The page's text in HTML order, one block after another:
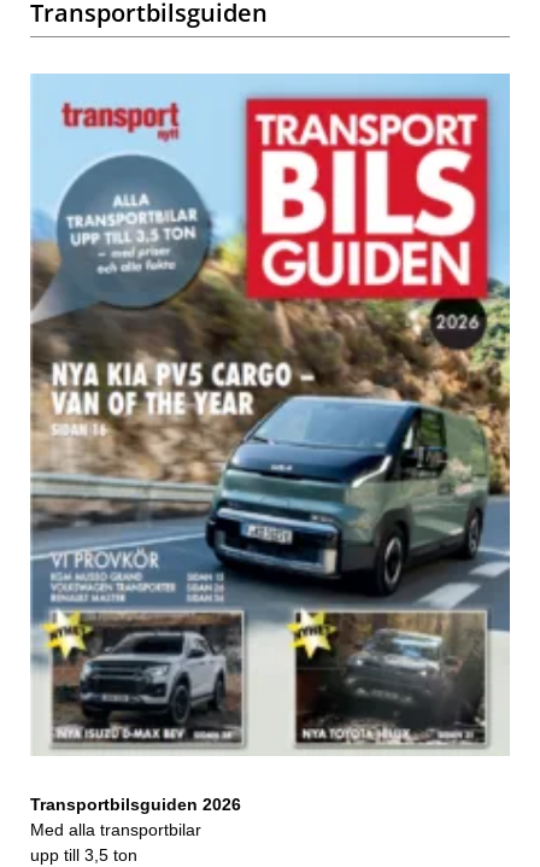
Transportbilsguiden
Transportbilsguiden 2026
Med alla transportbilar
upp till 3,5 ton